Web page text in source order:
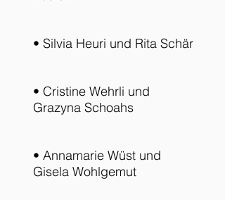
• Silvia Heuri und Rita Schär
• Cristine Wehrli und
Grazyna Schoahs
• Annamarie Wüst und
Gisela Wohlgemut